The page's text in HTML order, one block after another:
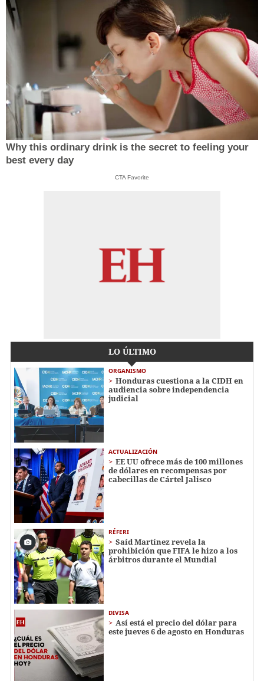
Why this ordinary drink is the secret to feeling your
best every day
CTA Favorite
LO ÚLTIMO
ORGANISMO
Honduras cuestiona a la CIDH en
audiencia sobre independencia
judicial
ACTUALIZACIÓN
EE UU ofrece más de 100 millones
de dólares en recompensas por
cabecillas de Cártel Jalisco
RÉFERI
Saíd Martínez revela la
prohibición que FIFA le hizo a los
árbitros durante el Mundial
DIVISA
Así está el precio del dólar para
este jueves 6 de agosto en Honduras